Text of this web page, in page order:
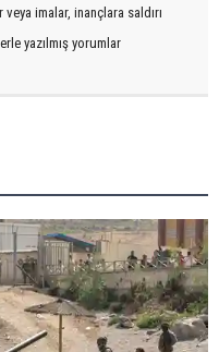
imalar, inançlara saldırı
yazılmış yorumlar